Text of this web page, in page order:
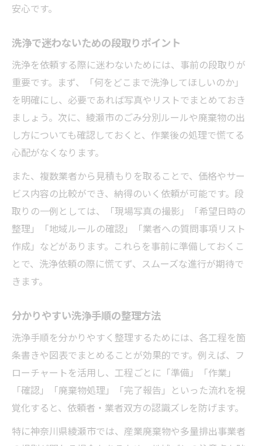
安心です。
洗浄で迷わないための段取りポイント
洗浄を依頼する際に迷わないためには、事前の段取りが
重要です。まず、「何をどこまで洗浄してほしいのか」
を明確にし、必要であれば写真やリストでまとめておき
ましょう。次に、綾瀬市のごみ分別ルールや廃棄物の出
し方についても確認しておくと、作業後の処理で慌てる
心配がなくなります。
また、複数業者から見積もりを取ることで、価格やサー
ビス内容の比較ができ、納得のいく依頼が可能です。段
取りの一例としては、「現場写真の撮影」「希望日時の
整理」「地域ルールの確認」「業者への質問事項リスト
作成」などがあります。これらを事前に準備しておくこ
とで、洗浄依頼の際に慌てず、スムーズな進行が期待で
きます。
分かりやすい洗浄手順の整理方法
洗浄手順を分かりやすく整理するためには、各工程を箇
条書きや図表でまとめることが効果的です。例えば、フ
ローチャートを活用し、工程ごとに「準備」「作業」
「確認」「廃棄物処理」「完了報告」といった流れを視
覚化すると、依頼者・業者双方の認識ズレを防げます。
特に神奈川県綾瀬市では、産業廃棄物や多量排出事業者